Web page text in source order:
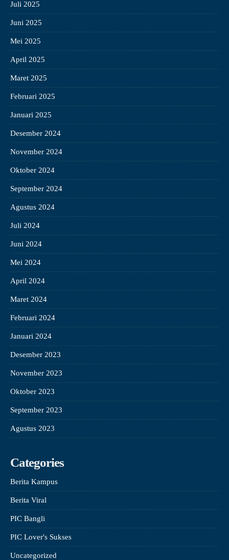
Juli 2025
Juni 2025
Mei 2025
April 2025
Maret 2025
Februari 2025
Januari 2025
Desember 2024
November 2024
Oktober 2024
September 2024
Agustus 2024
Juli 2024
Juni 2024
Mei 2024
April 2024
Maret 2024
Februari 2024
Januari 2024
Desember 2023
November 2023
Oktober 2023
September 2023
Agustus 2023
Categories
Berita Kampus
Berita Viral
PIC Bangli
PIC Lover's Sukses
Uncategorized